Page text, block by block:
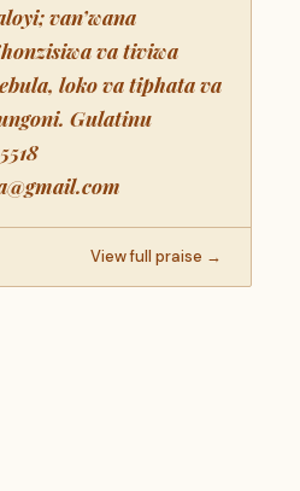
View full praise →